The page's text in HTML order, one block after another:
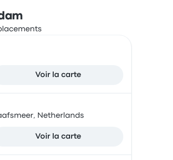
Voir la carte
Netherlands
Voir la carte